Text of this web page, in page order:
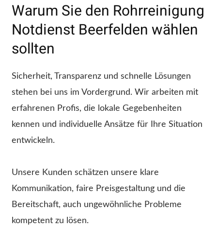
Warum Sie den Rohrreinigung
Notdienst Beerfelden wählen
sollten
Sicherheit, Transparenz und schnelle Lösungen
stehen bei uns im Vordergrund. Wir arbeiten mit
erfahrenen Profis, die lokale Gegebenheiten
kennen und individuelle Ansätze für Ihre Situation
entwickeln.
Unsere Kunden schätzen unsere klare
Kommunikation, faire Preisgestaltung und die
Bereitschaft, auch ungewöhnliche Probleme
kompetent zu lösen.